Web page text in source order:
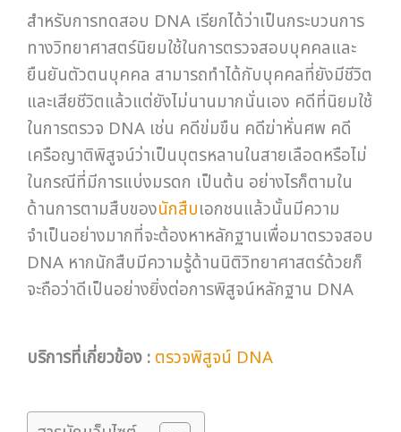
สำหรับการทดสอบ DNA เรียกได้ว่าเป็นกระบวนการ
ทางวิทยาศาสตร์นิยมใช้ในการตรวจสอบบุคคลและ
ยืนยันตัวตนบุคคล สามารถทำได้กับบุคคลที่ยังมีชีวิต
และเสียชีวิตแล้วแต่ยังไม่นานมากนั่นเอง คดีที่นิยมใช้
ในการตรวจ DNA เช่น คดีข่มขืน คดีฆ่าหั่นศพ คดี
เครือญาติพิสูจน์ว่าเป็นบุตรหลานในสายเลือดหรือไม่
ในกรณีที่มีการแบ่งมรดก เป็นต้น อย่างไรก็ตามใน
ด้านการตามสืบของนักสืบเอกชนแล้วนั้นมีความ
จำเป็นอย่างมากที่จะต้องหาหลักฐานเพื่อมาตรวจสอบ
DNA หากนักสืบมีความรู้ด้านนิติวิทยาศาสตร์ด้วยก็
จะถือว่าดีเป็นอย่างยิ่งต่อการพิสูจน์หลักฐาน DNA
บริการที่เกี่ยวข้อง : ตรวจพิสูจน์ DNA